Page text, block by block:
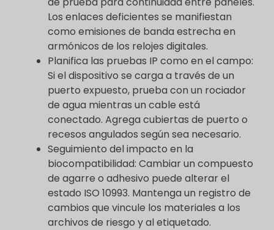
Los enlaces deficientes se manifiestan
como emisiones de banda estrecha en
armónicos de los relojes digitales.
Planifica las pruebas IP como en el campo:
Si el dispositivo se carga a través de un
puerto expuesto, prueba con un rociador
de agua mientras un cable está
conectado. Agrega cubiertas de puerto o
recesos angulados según sea necesario.
Seguimiento del impacto en la
biocompatibilidad: Cambiar un compuesto
de agarre o adhesivo puede alterar el
estado ISO 10993. Mantenga un registro de
cambios que vincule los materiales a los
archivos de riesgo y al etiquetado.